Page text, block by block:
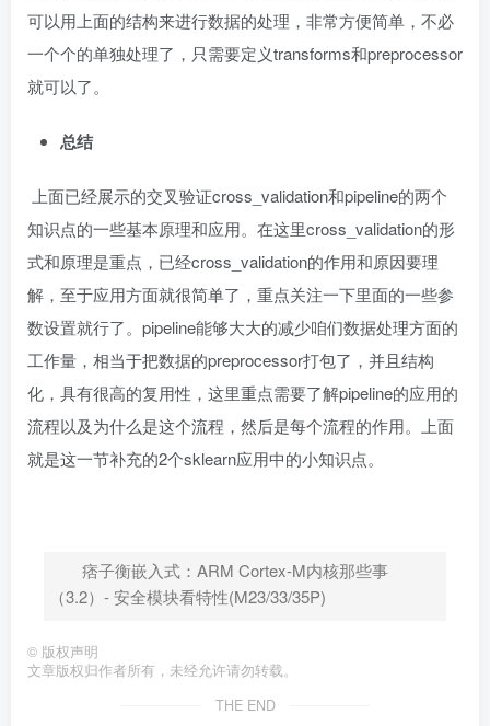
可以用上面的结构来进行数据的处理，非常方便简单，不必
一个个的单独处理了，只需要定义transforms和preprocessor
就可以了。
总结
上面已经展示的交叉验证cross_validation和pipeline的两个
知识点的一些基本原理和应用。在这里cross_validation的形
式和原理是重点，已经cross_validation的作用和原因要理
解，至于应用方面就很简单了，重点关注一下里面的一些参
数设置就行了。pipeline能够大大的减少咱们数据处理方面的
工作量，相当于把数据的preprocessor打包了，并且结构
化，具有很高的复用性，这里重点需要了解pipeline的应用的
流程以及为什么是这个流程，然后是每个流程的作用。上面
就是这一节补充的2个sklearn应用中的小知识点。
痞子衡嵌入式：ARM Cortex-M内核那些事
（3.2）- 安全模块看特性(M23/33/35P)
© 版权声明
文章版权归作者所有，未经允许请勿转载。
THE END